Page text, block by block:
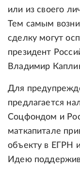
или из своего
Тем самым
сделку могут
президент
Владимир
Для
предлагается
Соцфондом и
маткапитале
объекту в ЕГРН
Идею